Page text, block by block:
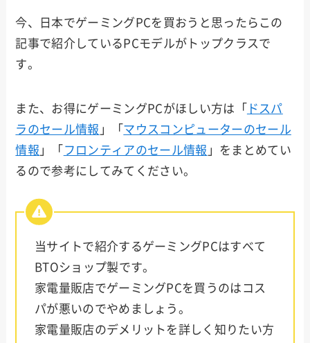
NEC
SEVE
N
STOR
M
ark
今、日本でゲーミングPCを買おうと思ったらこの
記事で紹介しているPCモデルがトップクラスで
す。
また、お得にゲーミングPCがほしい方は「 ドスパ
ラのセール情報 」「 マウスコンピューターのセール
情報 」「 フロンティアのセール情報 」をまとめてい
るので参考にしてみてください。
当サイトで紹介するゲーミングPCはすべて
BTOショップ製です。
家電量販店でゲーミングPCを買うのはコス
パが悪いのでやめましょう。
家電量販店のデメリットを詳しく知りたい方